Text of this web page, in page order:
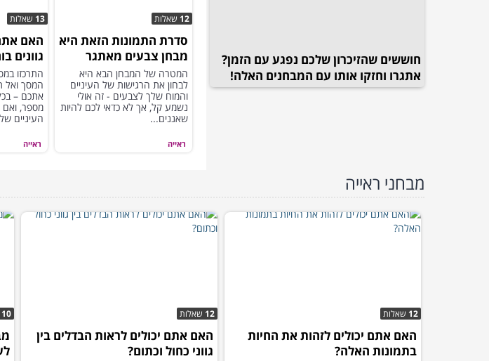
חוששים שהזיכרון שלכם נפגע עם הזמן?
אתגרו וחזקו אותו עם המבחנים האלה!
ראייה
12 שאלות
סדרת התמונות הזאת היא
מבחן צבעים מאתגר
לעיניים ולמוח!
המטרה של המבחן הבא היא
לבחון את הרגישות של העיניים
והמוח שלך לצבעים - זה אולי
נשמע קל, אך לא כדאי לכם להיות
שאננים...
ראייה
13 שאלות
האם
גוונים
התרכזו
המסך ואל
אתכם –
מספר, ואם
העיניים
מבחני ראייה
12 שאלות
האם אתם יכולים לזהות את החיות
בתמונות האלה?
12 שאלות
האם אתם יכולים לראות הבדלים בין
גווני כחול וכתום?
10